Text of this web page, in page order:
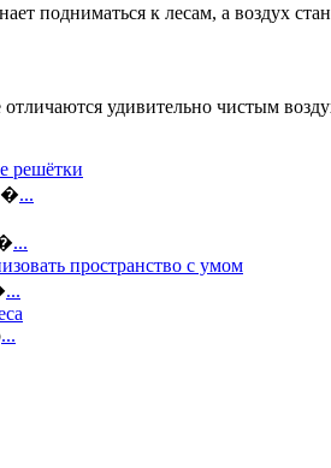
подниматься к лесам, а воздух
удивительно чистым
решётки
�...
...
пространство с умом
...
...